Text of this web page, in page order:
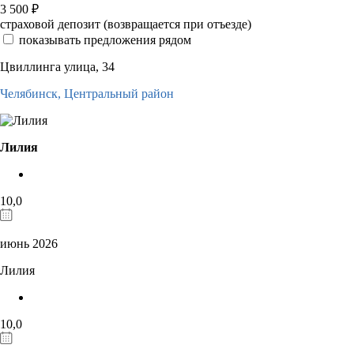
3 500 ₽
страховой депозит (возвращается при отъезде)
показывать предложения рядом
Цвиллинга улица, 34
Челябинск, Центральный район
Лилия
10,0
июнь 2026
Лилия
10,0